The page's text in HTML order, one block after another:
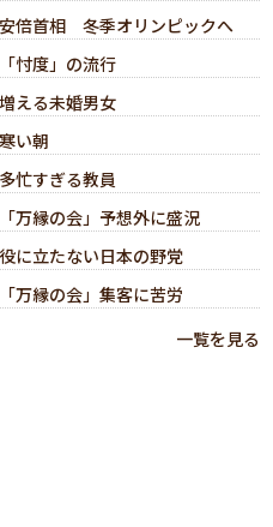
倍首相 冬季オリンピックへ
忖度」の流行
える未婚男女
い朝
忙すぎる教員
縁の会」予想外に盛況
立たない日本の野党
縁の会」集客に苦労
一覧を見る